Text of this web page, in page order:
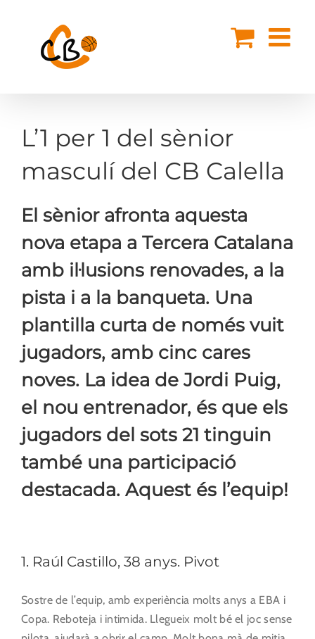
L’1 per 1 del sènior
masculí del CB Calella
El sènior afronta aquesta
nova etapa a Tercera Catalana
amb il·lusions renovades, a la
pista i a la banqueta. Una
plantilla curta de només vuit
jugadors, amb cinc cares
noves. La idea de Jordi Puig,
el nou entrenador, és que els
jugadors del sots 21 tinguin
també una participació
destacada. Aquest és l’equip!
1. Raúl Castillo, 38 anys. Pivot
Sostre de l’equip, amb experiència molts anys a EBA i
Copa. Reboteja i intimida. Llegueix molt bé el joc sense